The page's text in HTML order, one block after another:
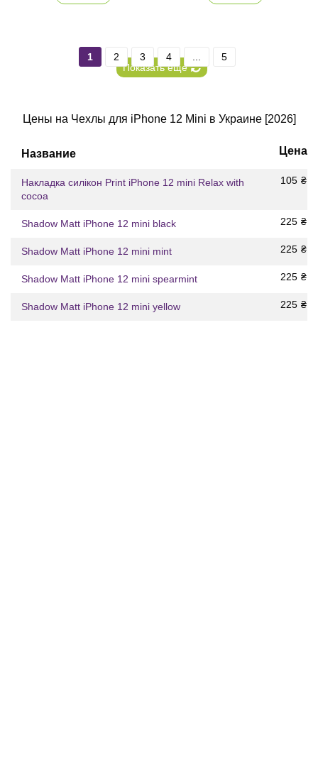
Показать еще
1 2 3 4 5
Цены на Чехлы для iPhone 12 Mini в Украине [2026]
Название Цена
Накладка силікон Print iPhone 12 mini Relax with
cocoa
105 ₴
Shadow Matt iPhone 12 mini black 225 ₴
Shadow Matt iPhone 12 mini mint 225 ₴
Shadow Matt iPhone 12 mini spearmint 225 ₴
Shadow Matt iPhone 12 mini yellow 225 ₴